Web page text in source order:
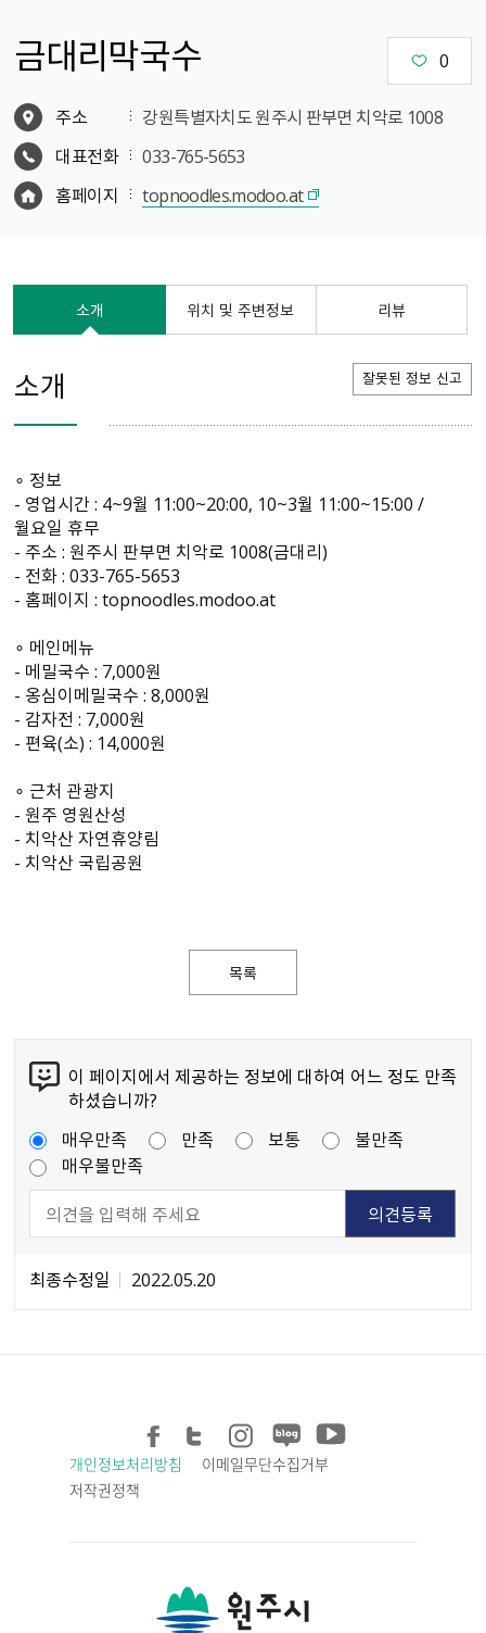
금대리막국수 0
주소
강원특별자치도 원주시 판부면 치악로 1008
대표전화
033-765-5653
홈페이지
topnoodles.modoo.at
소개 위치 및 주변정보 리뷰
소개 잘못된 정보 신고
∘ 정보
- 영업시간 : 4~9월 11:00~20:00, 10~3월 11:00~15:00 /
월요일 휴무
- 주소 : 원주시 판부면 치악로 1008(금대리)
- 전화 : 033-765-5653
- 홈페이지 : topnoodles.modoo.at
∘ 메인메뉴
- 메밀국수 : 7,000원
- 옹심이메밀국수 : 8,000원
- 감자전 : 7,000원
- 편육(소) : 14,000원
∘ 근처 관광지
- 원주 영원산성
- 치악산 자연휴양림
- 치악산 국립공원
목록
이 페이지에서 제공하는 정보에 대하여 어느 정도 만족
하셨습니까?
매우만족
만족 보통
불만족
매우불만족
최종수정일 2022.05.20
개인정보처리방침
이메일무단수집거부
저작권정책